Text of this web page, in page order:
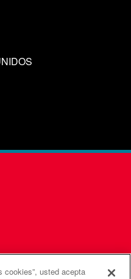
cookies”, usted acepta